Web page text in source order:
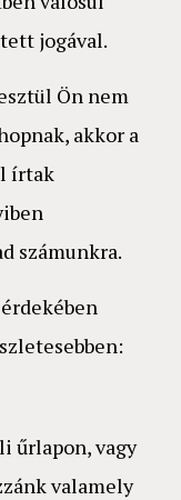
jogával.
Ön nem
akkor a
írtak
számunkra.
űrlapon, vagy
valamely